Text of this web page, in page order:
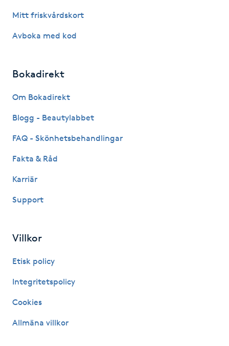
Hyaluronsyra
Hypnos
Hårborttagning
Hårförlängning
Hälsa
Hälsprickor
Idrottsmassage
Mitt friskvårdskort
Avboka med kod
Bokadirekt
Om Bokadirekt
Blogg - Beautylabbet
FAQ - Skönhetsbehandlingar
Fakta & Råd
Karriär
Support
Villkor
Etisk policy
Integritetspolicy
Cookies
Allmäna villkor